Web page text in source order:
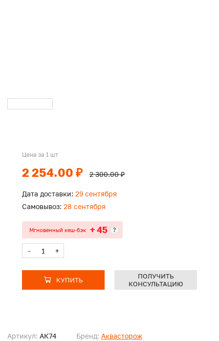
Артикул: АК74 Бренд: Аквасторож
Цена за 1 шт
2 254.00 ₽ 2 300.00 ₽
Дата доставки: 29 сентября
Самовывоз: 28 сентября
Мгновенный кеш-бэк + 45 ?
- +
КУПИТЬ
ПОЛУЧИТЬ
КОНСУЛЬТАЦИЮ